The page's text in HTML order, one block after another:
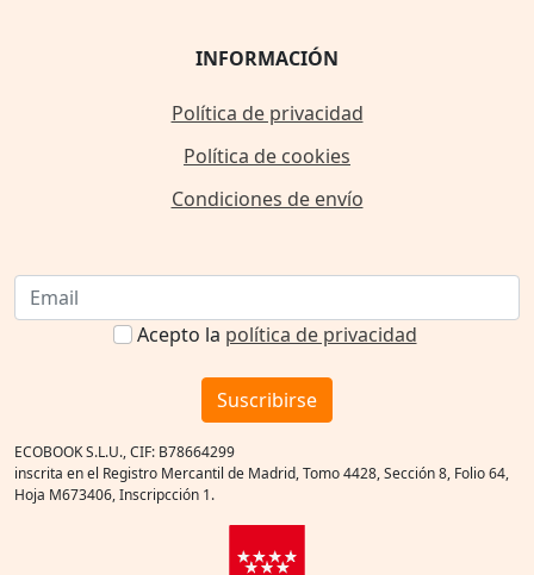
INFORMACIÓN
Política de privacidad
Política de cookies
Condiciones de envío
Acepto la política de privacidad
Suscribirse
ECOBOOK S.L.U., CIF: B78664299
inscrita en el Registro Mercantil de Madrid, Tomo 4428, Sección 8, Folio 64,
Hoja M673406, Inscripcción 1.